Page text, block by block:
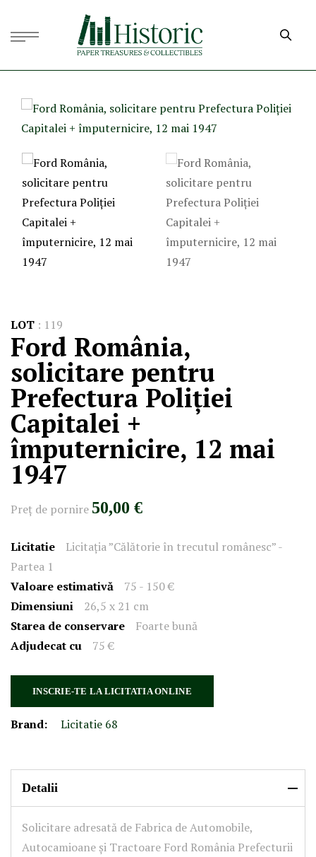
LOT : 119
Ford România,
solicitare pentru
Prefectura Poliției
Capitalei +
împuternicire, 12 mai
1947
Preţ de pornire 50,00 €
Licitatie
Licitația ”Călătorie în trecutul românesc” -
Partea 1
Valoare estimativă
75 - 150 €
Dimensiuni
26,5 x 21 cm
Starea de conservare
Foarte bună
Adjudecat cu
75 €
INSCRIE-TE LA LICITATIA ONLINE
Brand: Licitatie 68
Detalii
Solicitare adresată de Fabrica de Automobile,
Autocamioane și Tractoare Ford România Prefecturii